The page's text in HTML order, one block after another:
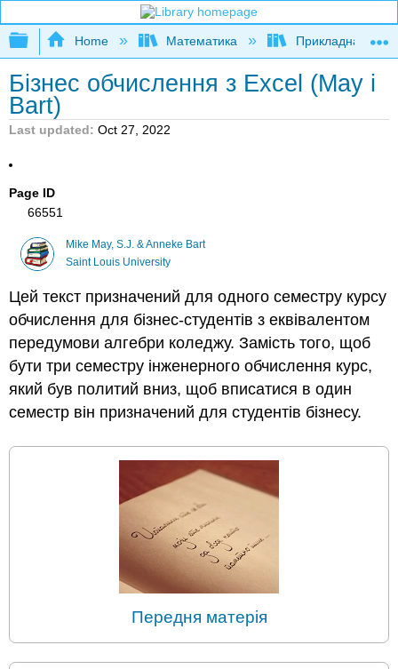
Expand/collapse global hierarchy
Home Математика Прикладна
Бізнес обчислення з Excel (May і
Bart)
Last updated Oct 27, 2022
Page ID
66551
Mike May, S.J. & Anneke Bart
Saint Louis University
Цей текст призначений для одного семестру курсу
обчислення для бізнес-студентів з еквівалентом
передумови алгебри коледжу. Замість того, щоб
бути три семестру інженерного обчислення курс,
який був политий вниз, щоб вписатися в один
семестр він призначений для студентів бізнесу.
Передня матерія